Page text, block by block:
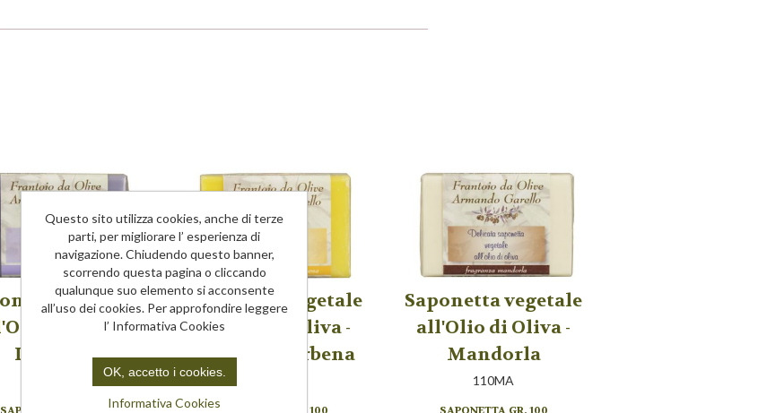
vegetale
di Oliva -
Lavanda
Saponetta vegetale
all'Olio di Oliva -
Limone e Verbena
Saponetta vegetale
all'Olio di Oliva -
Mandorla
110MA
Questo sito utilizza cookies, anche di terze
parti, per migliorare l’ esperienza di
navigazione. Chiudendo questo banner,
scorrendo questa pagina o cliccando
qualunque suo elemento si acconsente
all’uso dei cookies. Per approfondire leggere
l’ Informativa Cookies
OK, accetto i cookies.
Informativa Cookies